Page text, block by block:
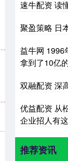
速牛配资 读
聚盈策略 日
益牛网 1996
拿到了10亿
双融配资 深
优益配资 从
企业招人有
推荐资讯